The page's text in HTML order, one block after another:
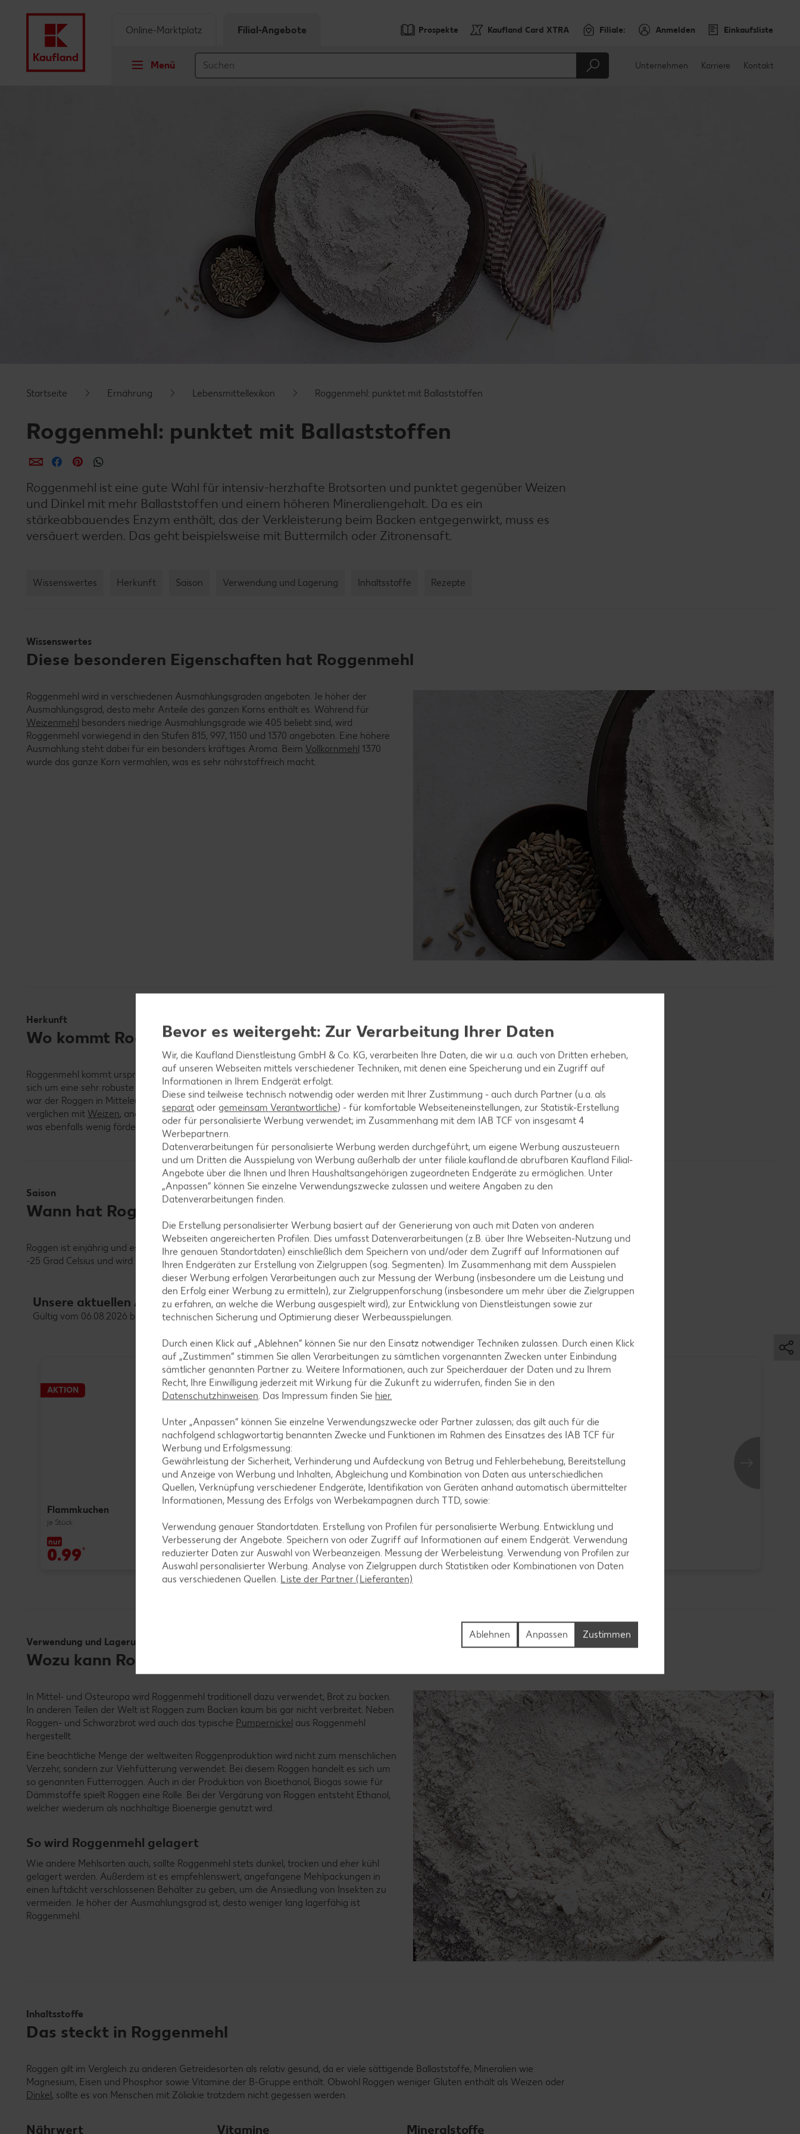
Prospekte Kaufland Card XTRA Filiale: Anmelden Einkaufsliste
Menü
Online-Marktplatz Filial-Angebote
Unternehmen Karriere Kontakt
Startseite Ernährung Lebensmittellexikon Roggenmehl: punktet mit Ballaststoffen
Roggenmehl: punktet mit Ballaststoffen
per E-Mail teilen
per Facebook teilen
per Pinterest teilen
Roggenmehl ist eine gute Wahl für intensiv-herzhafte Brotsorten und punktet gegenüber Weizen
und Dinkel mit mehr Ballaststoffen und einem höheren Mineraliengehalt. Da es ein
stärkeabbauendes Enzym enthält, das der Verkleisterung beim Backen entgegenwirkt, muss es
versäuert werden. Das geht beispielsweise mit Buttermilch oder Zitronensaft.
Wissenswertes Herkunft Saison Verwendung und Lagerung Inhaltsstoffe Rezepte
Wissenswertes
Diese besonderen Eigenschaften hat Roggenmehl
Roggenmehl wird in verschiedenen Ausmahlungsgraden angeboten. Je höher der
Ausmahlungsgrad, desto mehr Anteile des ganzen Korns enthält es. Während für
Weizenmehl besonders niedrige Ausmahlungsgrade wie 405 beliebt sind, wird
Roggenmehl vorwiegend in den Stufen 815, 997, 1150 und 1370 angeboten. Eine höhere
Ausmahlung steht dabei für ein besonders kräftiges Aroma. Beim Vollkornmehl 1370
wurde das ganze Korn vermahlen, was es sehr nährstoffreich macht.
Herkunft
Wo kommt Roggenmehl ursprünglich her?
Roggenmehl kommt ursprünglich aus Vorderasien und wird heutzutage vorwiegend in Russland und Deutschland angebaut. Da es
sich um eine sehr robuste Getreideart handelt, gedeiht sie auch in kalten Wintermonaten hervorragend. Über mehrere Jahrzehnte
war der Roggen in Mitteleuropa mit einem eher negativen Ruf behaftet, da er aufgrund seiner dunkleren Farbe als weniger elegant,
verglichen mit Weizen, angesehen wurde. Außerdem war der Roggen in früheren Zeiten öfter vom giftigen Pilz Mutterkorn befallen,
was ebenfalls wenig förderlich für seinen Ruf war. Daher wurde er für lange Zeit vorwiegend als Rohstoff für Spirituosen verwendet.
Saison
Wann hat Roggenmehl Saison?
Roggen ist einjährig und es gibt zwei Sorten: den Sommer- sowie den Winterroggen. Winterrogen gedeiht auch noch bei mehr als
-25 Grad Celsius und wird im September gesät. Dank der langen Haltbarkeit von Mehl ist Roggenmehl ganzjährig verfügbar.
Unsere aktuellen Angebote für Grundnahrungsmittel
Gültig vom 06.08.2026 bis 12.08.2026
AKTION
Flammkuchen
je Stück
nur
0.99*
je Stück
-28%
0.49
0.69
je Stück
nur
1.49*
Verwendung und Lagerung
Wozu kann Roggenmehl verwendet werden und wie wird es gelagert?
In Mittel- und Osteuropa wird Roggenmehl traditionell dazu verwendet, Brot zu backen.
In anderen Teilen der Welt ist Roggen zum Backen kaum bis gar nicht verbreitet. Neben
Roggen- und Schwarzbrot wird auch das typische Pumpernickel aus Roggenmehl
hergestellt.
Eine beachtliche Menge der weltweiten Roggenproduktion wird nicht zum menschlichen
Verzehr, sondern zur Viehfütterung verwendet. Bei diesem Roggen handelt es sich um
so genannten Futterroggen. Auch in der Produktion von Bioethanol, Biogas sowie für
Dämmstoffe spielt Roggen eine Rolle. Bei der Vergärung von Roggen entsteht Ethanol,
welcher wiederum als nachhaltige Bioenergie genutzt wird.
So wird Roggenmehl gelagert
Wie andere Mehlsorten auch, sollte Roggenmehl stets dunkel, trocken und eher kühl
gelagert werden. Außerdem ist es empfehlenswert, angefangene Mehlpackungen in
einen luftdicht verschlossenen Behälter zu geben, um die Ansiedlung von Insekten zu
vermeiden. Je höher der Ausmahlungsgrad ist, desto weniger lang lagerfähig ist
Roggenmehl.
Inhaltsstoffe
Das steckt in Roggenmehl
Roggen gilt im Vergleich zu anderen Getreidesorten als relativ gesund, da er viele sättigende Ballaststoffe, Mineralien wie
Magnesium, Eisen und Phosphor sowie Vitamine der B-Gruppe enthält. Obwohl Roggen weniger Gluten enthält als Weizen oder
Dinkel , sollte es von Menschen mit Zöliakie trotzdem nicht gegessen werden.
Nährwert Vitamine Mineralstoffe
Bevor es weitergeht: Zur Verarbeitung Ihrer Daten
Wir, die Kaufland Dienstleistung GmbH & Co. KG, verarbeiten Ihre Daten, die wir u.a. auch von Dritten erheben,
auf unseren Webseiten mittels verschiedener Techniken, mit denen eine Speicherung und ein Zugriff auf
Informationen in Ihrem Endgerät erfolgt.
Diese sind teilweise technisch notwendig oder werden mit Ihrer Zustimmung - auch durch Partner (u.a. als
separat oder gemeinsam Verantwortliche) - für komfortable Webseiteneinstellungen, zur Statistik-Erstellung
oder für personalisierte Werbung verwendet; im Zusammenhang mit dem IAB TCF von insgesamt4
Werbepartnern.
Datenverarbeitungen für personalisierte Werbung werden durchgeführt, um eigene Werbung auszusteuern
und um Dritten die Ausspielung von Werbung außerhalb der unter filiale.kaufland.de abrufbaren Kaufland Filial-
Angebote über die Ihnen und Ihren Haushaltsangehörigen zugeordneten Endgeräte zu ermöglichen. Unter
„Anpassen“ können Sie einzelne Verwendungszwecke zulassen und weitere Angaben zu den
Datenverarbeitungen finden.
Die Erstellung personalisierter Werbung basiert auf der Generierung von auch mit Daten von anderen
Webseiten angereicherten Profilen. Dies umfasst Datenverarbeitungen (z.B. über Ihre Webseiten-Nutzung und
Ihre genauen Standortdaten) einschließlich dem Speichern von und/oder dem Zugriff auf Informationen auf
Ihren Endgeräten zur Erstellung von Zielgruppen (sog. Segmenten). Im Zusammenhang mit dem Ausspielen
dieser Werbung erfolgen Verarbeitungen auch zur Messung der Werbung (insbesondere um die Leistung und
den Erfolg einer Werbung zu ermitteln), zur Zielgruppenforschung (insbesondere um mehr über die Zielgruppen
zu erfahren, an welche die Werbung ausgespielt wird), zur Entwicklung von Dienstleistungen sowie zur
technischen Sicherung und Optimierung dieser Werbeausspielungen.
Durch einen Klick auf „Ablehnen“ können Sie nur den Einsatz notwendiger Techniken zulassen. Durch einen Klick
auf „Zustimmen“ stimmen Sie allen Verarbeitungen zu sämtlichen vorgenannten Zwecken unter Einbindung
sämtlicher genannten Partner zu. Weitere Informationen, auch zur Speicherdauer der Daten und zu Ihrem
Recht, Ihre Einwilligung jederzeit mit Wirkung für die Zukunft zu widerrufen, finden Sie in den
Datenschutzhinweisen. Das Impressum finden Sie hier.
Unter „Anpassen“ können Sie einzelne Verwendungszwecke oder Partner zulassen; das gilt auch für die
nachfolgend schlagwortartig benannten Zwecke und Funktionen im Rahmen des Einsatzes des IAB TCF für
Werbung und Erfolgsmessung:
Gewährleistung der Sicherheit, Verhinderung und Aufdeckung von Betrug und Fehlerbehebung, Bereitstellung
und Anzeige von Werbung und Inhalten, Abgleichung und Kombination von Daten aus unterschiedlichen
Quellen, Verknüpfung verschiedener Endgeräte, Identifikation von Geräten anhand automatisch übermittelter
Informationen, Messung des Erfolgs von Werbekampagnen durch TTD, sowie:
Verwendung genauer Standortdaten. Erstellung von Profilen für personalisierte Werbung. Entwicklung und
Verbesserung der Angebote. Speichern von oder Zugriff auf Informationen auf einem Endgerät. Verwendung
reduzierter Daten zur Auswahl von Werbeanzeigen. Messung der Werbeleistung. Verwendung von Profilen zur
Auswahl personalisierter Werbung. Analyse von Zielgruppen durch Statistiken oder Kombinationen von Daten
aus verschiedenen Quellen. Liste der Partner (Lieferanten)
Zustimmen
Anpassen
Ablehnen